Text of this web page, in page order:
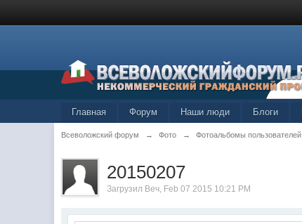
Главная Форум Наши люди Блоги
Всеволожский форум → Фото → Фотоальбомы пользователей
20150207
Загрузил Веч, Feb 07 2015 10:21 PM